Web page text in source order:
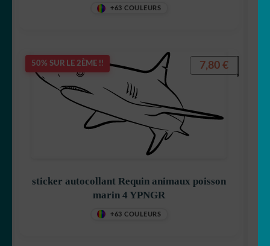
+63 COULEURS
50% SUR LE 2ÈME !!
sticker autocollant Requin animaux poisson
marin 4 YPNGR
+63 COULEURS
7,80 €